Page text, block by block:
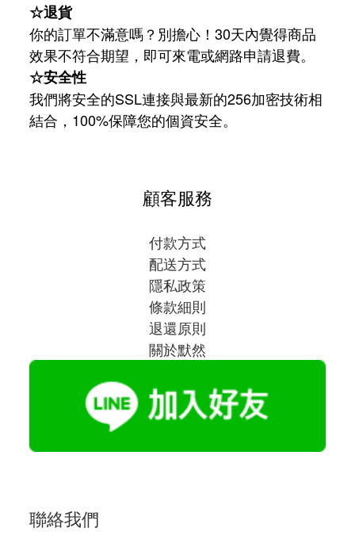
☆退貨
你的訂單不滿意嗎？別擔心！30天內覺得商品
效果不符合期望，即可來電或網路申請退費。
☆安全性
我們將安全的SSL連接與最新的256加密技術相
結合，100%保障您的個資安全。
顧客服務
付款方式
配送方式
隱私政策
條款細則
退還原則
關於默然
聯絡我們